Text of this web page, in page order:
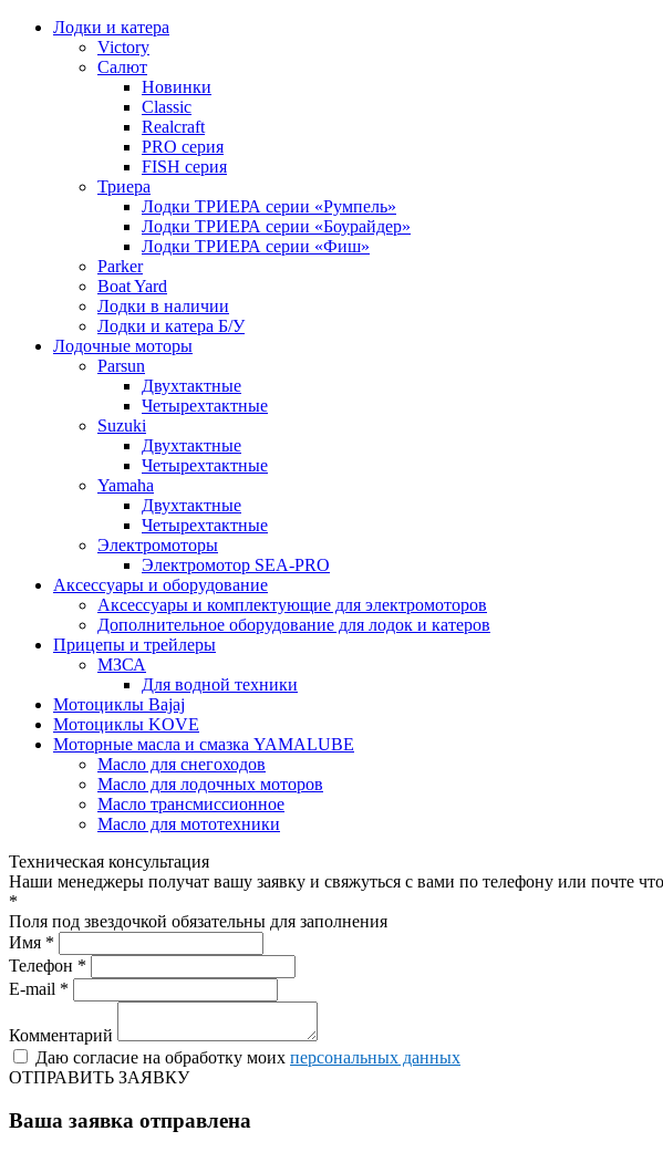
Лодки и катера
Victory
Салют
Новинки
Classic
Realcraft
PRO серия
FISH серия
Триера
Лодки ТРИЕРА серии «Румпель»
Лодки ТРИЕРА серии «Боурайдер»
Лодки ТРИЕРА серии «Фиш»
Parker
Boat Yard
Лодки в наличии
Лодки и катера Б/У
Лодочные моторы
Parsun
Двухтактные
Четырехтактные
Suzuki
Двухтактные
Четырехтактные
Yamaha
Двухтактные
Четырехтактные
Электромоторы
Электромотор SEA-PRO
Аксессуары и оборудование
Аксессуары и комплектующие для электромоторов
Дополнительное оборудование для лодок и катеров
Прицепы и трейлеры
МЗСА
Для водной техники
Мотоциклы Bajaj
Мотоциклы KOVE
Моторные масла и смазка YAMALUBE
Масло для снегоходов
Масло для лодочных моторов
Масло трансмиссионное
Масло для мототехники
Техническая консультация
Наши менеджеры получат вашу заявку и свяжуться с вами по телефону или почте
*
Поля под звездочкой обязательны для заполнения
Имя *
Телефон *
E-mail *
Комментарий
Даю согласие на обработку моих персональных данных
ОТПРАВИТЬ ЗАЯВКУ
Ваша заявка отправлена